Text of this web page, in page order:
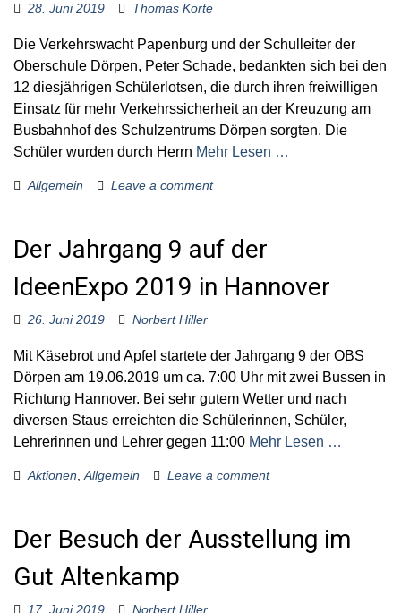
28. Juni 2019 Thomas Korte
Die Verkehrswacht Papenburg und der Schulleiter der
Oberschule Dörpen, Peter Schade, bedankten sich bei den
12 diesjährigen Schülerlotsen, die durch ihren freiwilligen
Einsatz für mehr Verkehrssicherheit an der Kreuzung am
Busbahnhof des Schulzentrums Dörpen sorgten. Die
Schüler wurden durch Herrn Mehr Lesen …
Allgemein Leave a comment
Der Jahrgang 9 auf der
IdeenExpo 2019 in Hannover
26. Juni 2019 Norbert Hiller
Mit Käsebrot und Apfel startete der Jahrgang 9 der OBS
Dörpen am 19.06.2019 um ca. 7:00 Uhr mit zwei Bussen in
Richtung Hannover. Bei sehr gutem Wetter und nach
diversen Staus erreichten die Schülerinnen, Schüler,
Lehrerinnen und Lehrer gegen 11:00 Mehr Lesen …
Aktionen Allgemein Leave a comment
Der Besuch der Ausstellung im
Gut Altenkamp
17. Juni 2019 Norbert Hiller